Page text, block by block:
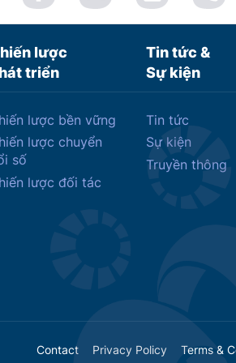
lược
triển
Tin tức &
Sự kiện
lược bền vững
lược chuyển
số
lược đối tác
Tin tức
Sự kiện
Truyền thông
Contact Privacy Policy Terms &